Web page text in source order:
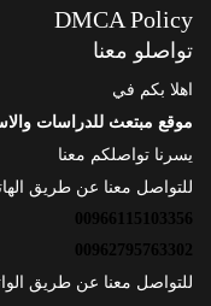
DMCA Policy
تواصلو معنا
اهلا بكم في
موقع مبتعث للدراسات
يسرنا تواصلكم معنا
للتواصل معنا عن طريق
00966115103356
00962795763302
للتواصل معنا عن طريق